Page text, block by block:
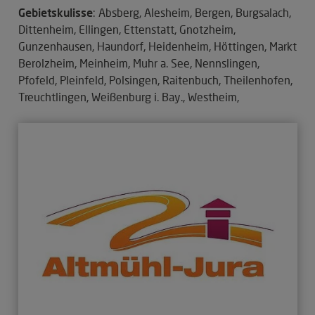
Gebietskulisse: Absberg, Alesheim, Bergen, Burgsalach,
Dittenheim, Ellingen, Ettenstatt, Gnotzheim,
Gunzenhausen, Haundorf, Heidenheim, Höttingen, Markt
Berolzheim, Meinheim, Muhr a. See, Nennslingen,
Pfofeld, Pleinfeld, Polsingen, Raitenbuch, Theilenhofen,
Treuchtlingen, Weißenburg i. Bay., Westheim,